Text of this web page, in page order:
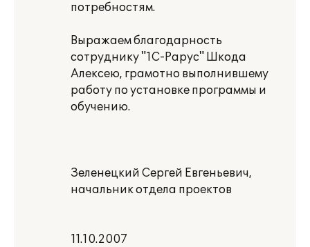
потребностям.
Выражаем благодарность
сотруднику "1C-Papyc" Шкода
Алексею, грамотно выполнившему
работу по установке программы и
обучению.
Зеленецкий Сергей Евгеньевич,
начальник отдела проектов
11.10.2007